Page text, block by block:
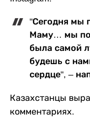
"Сегодня мы
Маму… мы
была самой
будешь с
сердце", –
Казахстанцы
комментариях.